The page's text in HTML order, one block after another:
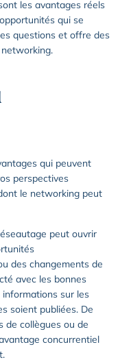
les avantages réels
qui se
questions et offre des
qui peuvent
perspectives
le networking peut
peut ouvrir
des changements de
avec les bonnes
informations sur les
soient publiées. De
de collègues ou de
concurrentiel